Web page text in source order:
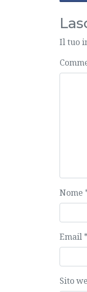
Il tuo
Nome
Email *
Sito